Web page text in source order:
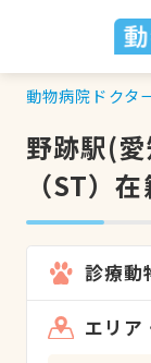
動物病院ドクタ
野跡駅(
（ST）
診療動
エリア